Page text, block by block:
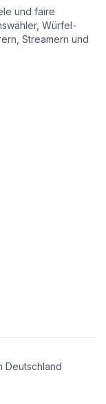
und faire
Würfel-
Streamern und
Deutschland